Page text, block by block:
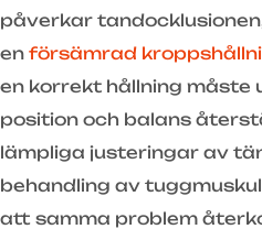
påverkar
en försämrad
en korrekt hållning måste
position och balans
lämpliga justeringar av
behandling av
att samma problem